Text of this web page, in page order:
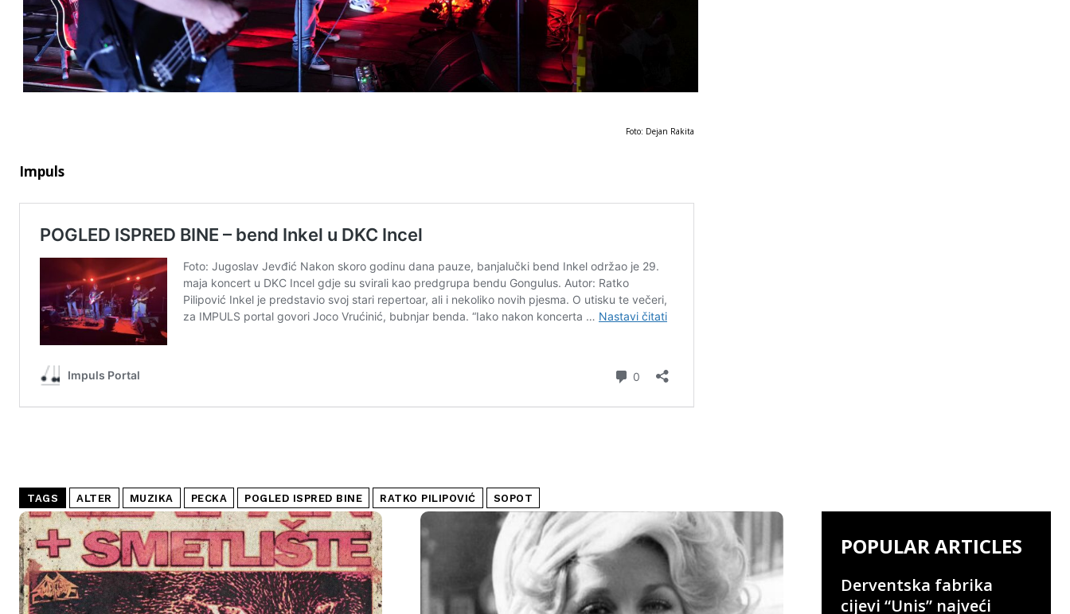
Foto: Dejan Rakita
Impuls
TAGS ALTER MUZIKA PECKA POGLED ISPRED BINE RATKO PILIPOVIĆ SOPOT
POPULAR ARTICLES
Derventska fabrika
cijevi “Unis” najveći